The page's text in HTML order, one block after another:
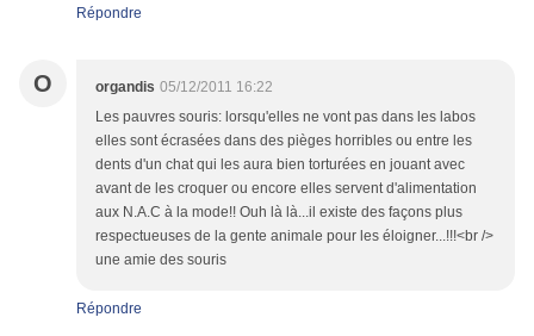
Répondre
O organdis 05/12/2011 16:22
Les pauvres souris: lorsqu'elles ne vont pas dans les labos
elles sont écrasées dans des pièges horribles ou entre les
dents d'un chat qui les aura bien torturées en jouant avec
avant de les croquer ou encore elles servent d'alimentation
aux N.A.C à la mode!! Ouh là là...il existe des façons plus
respectueuses de la gente animale pour les éloigner...!!!<br />
une amie des souris
Répondre